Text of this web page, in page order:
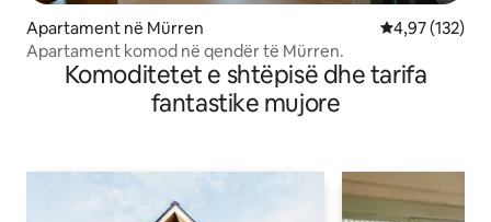
Apartament në Mürren Vlerësimi
4,97 (132)
Apartament komod në qendër të Mürren.
Komoditetet e shtëpisë dhe tarifa
fantastike mujore